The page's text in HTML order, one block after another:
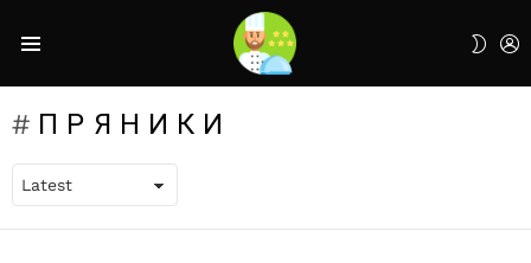
ПРЯНИКИ